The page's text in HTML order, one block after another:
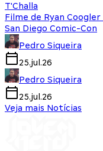
T'Challa
Filme de Ryan
San Diego Comic-Con
Pedro Siqueira
25.jul.26
Pedro Siqueira
25.jul.26
Veja mais Notícias